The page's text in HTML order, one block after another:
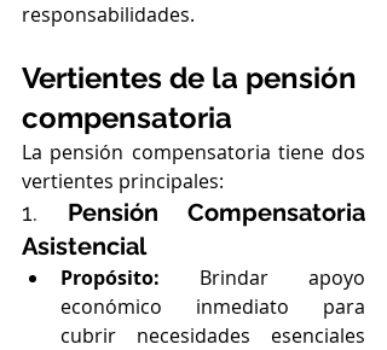
responsabilidades.
Vertientes de la pensión
compensatoria
La pensión compensatoria tiene dos
vertientes principales:
1. Pensión Compensatoria
Asistencial
Propósito: Brindar apoyo
económico inmediato para
cubrir necesidades esenciales